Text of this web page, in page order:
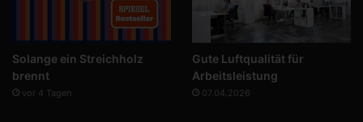
Solange ein Streichholz
brennt
vor 4 Tagen
Gute Luftqualität für
Arbeitsleistung
07.04.2026